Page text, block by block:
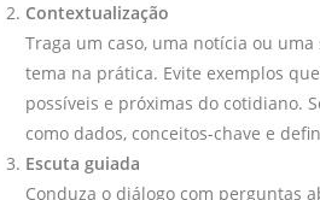
Contextualização
Traga um caso, uma notícia ou
tema na prática. Evite exemplos
possíveis e próximas do cotidiano.
como dados, conceitos-chave e
Escuta guiada
Conduza o diálogo com perguntas